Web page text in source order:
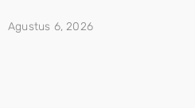
Agustus 6, 2026